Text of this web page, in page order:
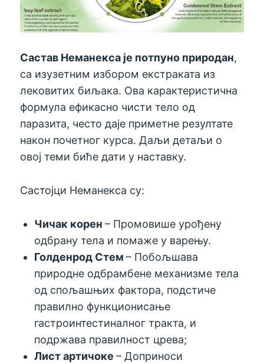
Састав Неманекса је потпуно природан,
са изузетним избором екстраката из
лековитих биљака. Ова карактеристична
формула ефикасно чисти тело од
паразита, често даје приметне резултате
након почетног курса. Даљи детаљи о
овој теми биће дати у наставку.
Састојци Неманекса су:
Чичак корен– Промовише урођену
одбрану тела и помаже у варењу.
Голденрод Стем– Побољшава
природне одбрамбене механизме тела
од спољашњих фактора, подстиче
правилно функционисање
гастроинтестиналног тракта, и
подржава правилност црева;
Лист артичоке– Доприноси